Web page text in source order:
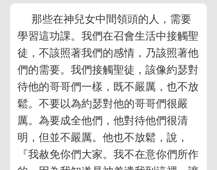
那些在神兒女中間領頭的人，需要
學習這功課。我們在召會生活中接觸聖
徒，不該照著我們的感情，乃該照著他
們的需要。我們接觸聖徒，該像約瑟對
待他的哥哥們一樣，既不嚴厲，也不放
鬆。不要以為約瑟對他的哥哥們很嚴
厲。為要成全他們，他對待他們很清
明，但並不嚴厲。他也不放鬆，說，
『我赦免你們大家。我不在意你們所作